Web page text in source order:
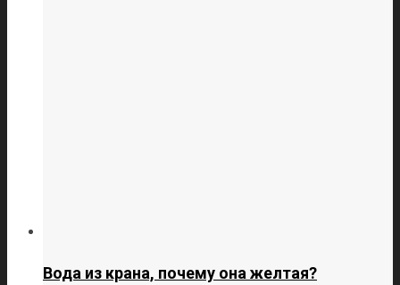
Вода из крана, почему она желтая?